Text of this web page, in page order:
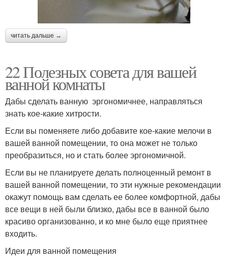
читать дальше →
22 Полезных совета для вашей
ванной комнаты
Дабы сделать ванную эргономичнее, направляться
знать кое-какие хитрости.
Если вы поменяете либо добавите кое-какие мелочи в
вашей ванной помещении, то она может не только
преобразиться, но и стать более эргономичной.
Если вы не планируете делать полноценный ремонт в
вашей ванной помещении, то эти нужные рекомендации
окажут помощь вам сделать ее более комфортной, дабы
все вещи в ней были близко, дабы все в ванной было
красиво организованно, и ко мне было еще приятнее
входить.
Идеи для ванной помещения